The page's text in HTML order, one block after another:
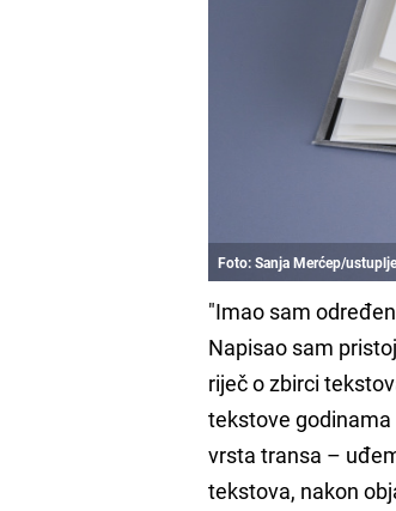
Foto: Sanja Merćep/
"Imao sam
Napisao sam
riječ o zbirci
tekstove godinama
vrsta transa –
tekstova, nakon